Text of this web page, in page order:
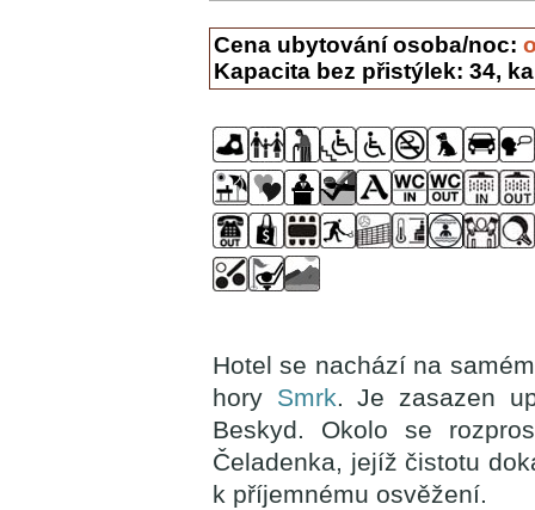
Cena ubytování osoba/noc:
Kapacita bez přistýlek: 34,
Hotel se nachází na
hory Smrk. Je zasazen
Beskyd. Okolo se
Čeladenka, jejíž čistotu
k příjemnému osvěžení.